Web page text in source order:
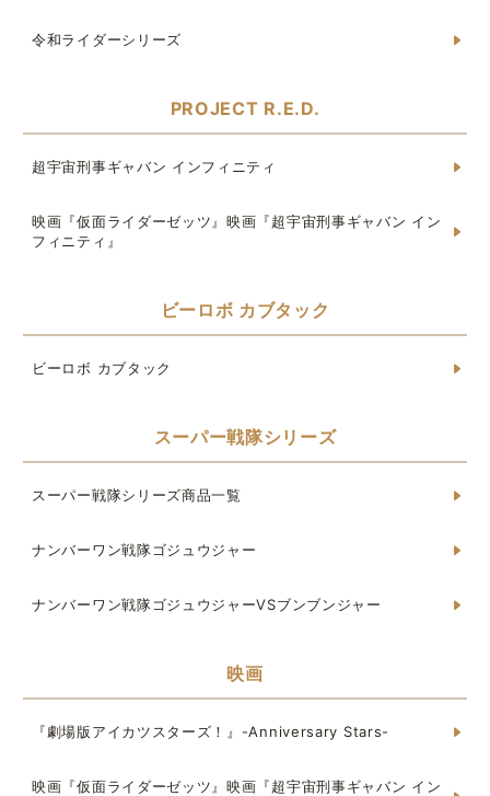
令和ライダーシリーズ
PROJECT R.E.D.
超宇宙刑事ギャバン インフィニティ
映画『仮面ライダーゼッツ』映画『超宇宙刑事ギャバン イン
フィニティ』
ビーロボ カブタック
ビーロボ カブタック
スーパー戦隊シリーズ
スーパー戦隊シリーズ商品一覧
ナンバーワン戦隊ゴジュウジャー
ナンバーワン戦隊ゴジュウジャーVSブンブンジャー
映画
『劇場版アイカツスターズ！』-Anniversary Stars-
映画『仮面ライダーゼッツ』映画『超宇宙刑事ギャバン イン